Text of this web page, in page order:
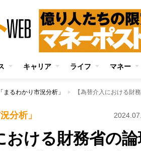
キャリア ライフ マネー
まるわかり市況分析」
分析」
おける財務省の